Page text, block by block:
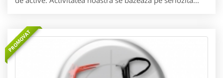
PROMOVAT